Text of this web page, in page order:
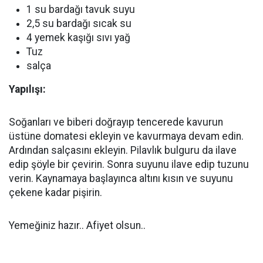
1 su bardağı tavuk suyu
2,5 su bardağı sıcak su
4 yemek kaşığı sıvı yağ
Tuz
salça
Yapılışı:
Soğanları ve biberi doğrayıp tencerede kavurun
üstüne domatesi ekleyin ve kavurmaya devam edin.
Ardından salçasını ekleyin. Pilavlık bulguru da ilave
edip şöyle bir çevirin. Sonra suyunu ilave edip tuzunu
verin. Kaynamaya başlayınca altını kısın ve suyunu
çekene kadar pişirin.
Yemeğiniz hazır.. Afiyet olsun..